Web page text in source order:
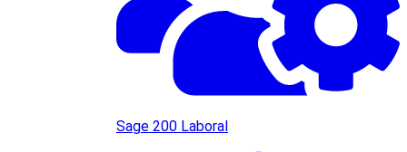
Sage 200 Laboral